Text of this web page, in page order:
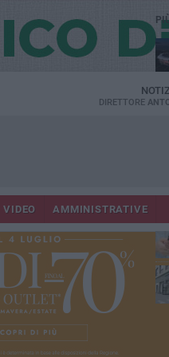
DIRETTORE
VIDEO AMMINISTRATIVE